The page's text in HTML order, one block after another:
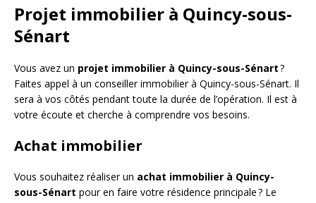
Projet immobilier à Quincy-sous-
Sénart
Vous avez un projet immobilier à Quincy-sous-Sénart?
Faites appel à un conseiller immobilier à Quincy-sous-Sénart. Il
sera à vos côtés pendant toute la durée de l’opération. Il est à
votre écoute et cherche à comprendre vos besoins.
Achat immobilier
Vous souhaitez réaliser un achat immobilier à Quincy-
sous-Sénart pour en faire votre résidence principale ? Le